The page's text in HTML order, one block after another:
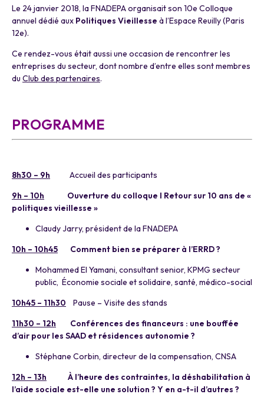
Le 24 janvier 2018, la FNADEPA organisait son 10e Colloque
annuel dédié aux Politiques Vieillesse à l’Espace Reuilly (Paris
12e).
Ce rendez-vous était aussi une occasion de rencontrer les
entreprises du secteur, dont nombre d’entre elles sont membres
du Club des partenaires.
PROGRAMME
8h30 – 9h
Accueil des participants
9h – 10h
Ouverture du colloque I Retour sur 10 ans de «
politiques vieillesse »
Claudy Jarry, président de la FNADEPA
10h – 10h45
Comment bien se préparer à l’ERRD ?
Mohammed El Yamani, consultant senior, KPMG secteur
public, Économie sociale et solidaire, santé, médico-social
10h45 – 11h30 Pause – Visite des stands
11h30 – 12h
Conférences des financeurs : une bouffée
d’air pour les SAAD et résidences autonomie ?
Stéphane Corbin, directeur de la compensation, CNSA
12h – 13h
À l’heure des contraintes, la déshabilitation à
l’aide sociale est-elle une solution ? Y en a-t-il d’autres ?